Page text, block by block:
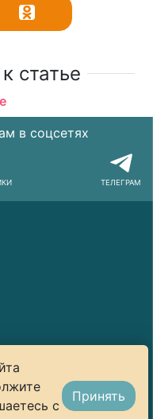
статье
e
в соцсетях
ТЕЛЕГРАМ
с
Принять